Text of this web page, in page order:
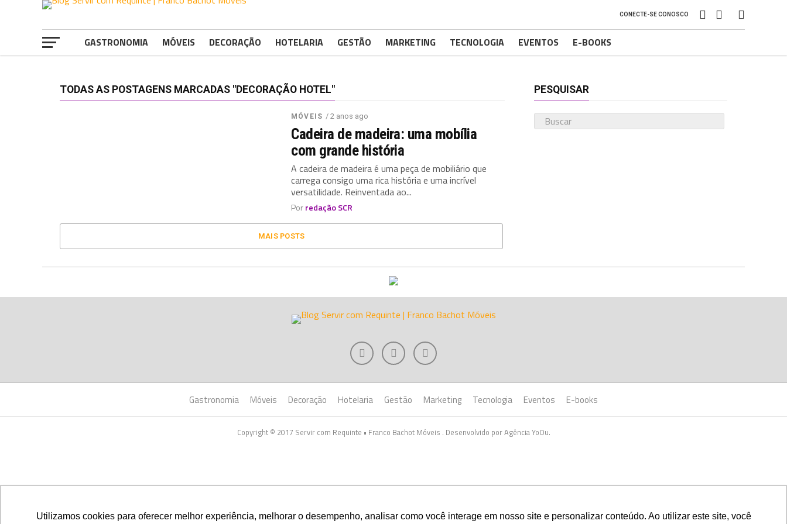
Utilizamos cookies para oferecer melhor experiência, melhorar o desempenho, analisar como você interage em nosso site e personalizar conteúdo. Ao utilizar este site, você
CONECTE-SE CONOSCO
GASTRONOMIA MÓVEIS DECORAÇÃO HOTELARIA GESTÃO MARKETING TECNOLOGIA EVENTOS E-BOOKS
TODAS AS POSTAGENS MARCADAS "DECORAÇÃO HOTEL"
MÓVEIS / 2 anos ago
Cadeira de madeira: uma mobília
com grande história
A cadeira de madeira é uma peça de mobiliário que
carrega consigo uma rica história e uma incrível
versatilidade. Reinventada ao...
Porredação SCR
MAIS POSTS
PESQUISAR
Gastronomia Móveis Decoração Hotelaria Gestão Marketing Tecnologia Eventos E-books
Copyright © 2017 Servir com Requinte • Franco Bachot Móveis . Desenvolvido por Agência YoOu.